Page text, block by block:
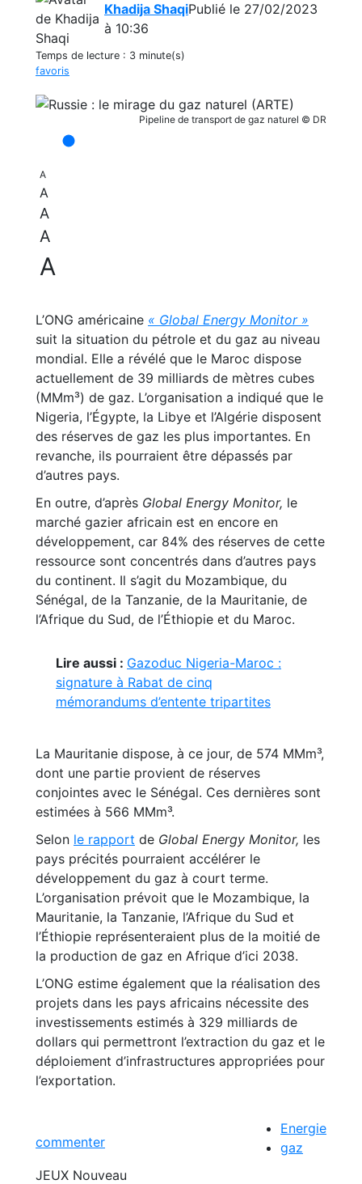
Khadija ShaqiPublié le 27/02/2023
à 10:36
Temps de lecture : 3 minute(s)
favoris
Pipeline de transport de gaz naturel © DR
A
A
A
A
A
L’ONG américaine « Global Energy Monitor »
suit la situation du pétrole et du gaz au niveau
mondial. Elle a révélé que le Maroc dispose
actuellement de 39 milliards de mètres cubes
(MMm³) de gaz. L’organisation a indiqué que le
Nigeria, l’Égypte, la Libye et l’Algérie disposent
des réserves de gaz les plus importantes. En
revanche, ils pourraient être dépassés par
d’autres pays.
En outre, d’après Global Energy Monitor, le
marché gazier africain est en encore en
développement, car 84% des réserves de cette
ressource sont concentrés dans d’autres pays
du continent. Il s’agit du Mozambique, du
Sénégal, de la Tanzanie, de la Mauritanie, de
l’Afrique du Sud, de l’Éthiopie et du Maroc.
Lire aussi : Gazoduc Nigeria-Maroc :
signature à Rabat de cinq
mémorandums d’entente tripartites
La Mauritanie dispose, à ce jour, de 574 MMm³,
dont une partie provient de réserves
conjointes avec le Sénégal. Ces dernières sont
estimées à 566 MMm³.
Selon le rapport de Global Energy Monitor, les
pays précités pourraient accélérer le
développement du gaz à court terme.
L’organisation prévoit que le Mozambique, la
Mauritanie, la Tanzanie, l’Afrique du Sud et
l’Éthiopie représenteraient plus de la moitié de
la production de gaz en Afrique d’ici 2038.
L’ONG estime également que la réalisation des
projets dans les pays africains nécessite des
investissements estimés à 329 milliards de
dollars qui permettront l’extraction du gaz et le
déploiement d’infrastructures appropriées pour
l’exportation.
commenter
Energie
gaz
JEUX Nouveau